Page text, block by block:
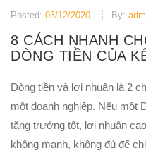
Posted: 03/12/2020 By:
8 CÁCH NHANH
DÒNG TIỀN CỦA
Dòng tiền và lợi nhuận là 2
một doanh nghiệp. Nếu một
tăng trưởng tốt, lợi nhuận
không mạnh, không đủ để